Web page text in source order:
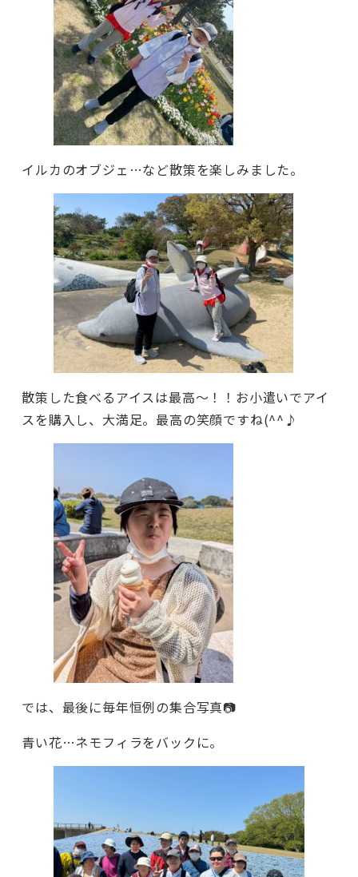
イルカのオブジェ…など散策を楽しみました。
散策した食べるアイスは最高～！！お小遣いでアイ
スを購入し、大満足。最高の笑顔ですね(^^♪
では、最後に毎年恒例の集合写真📷
青い花…ネモフィラをバックに。